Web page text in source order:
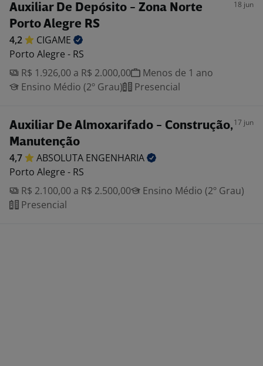
Auxiliar De Depósito - Zona Norte
Porto Alegre RS
18 jun
4,2
CIGAME
Porto Alegre - RS
R$ 1.926,00 a R$ 2.000,00
Menos de 1 ano
Ensino Médio (2º Grau)
Presencial
Auxiliar De Almoxarifado - Construção,
Manutenção
17 jun
4,7 ABSOLUTA ENGENHARIA
Porto Alegre - RS
R$ 2.100,00 a R$ 2.500,00
Ensino Médio (2º Grau)
Presencial